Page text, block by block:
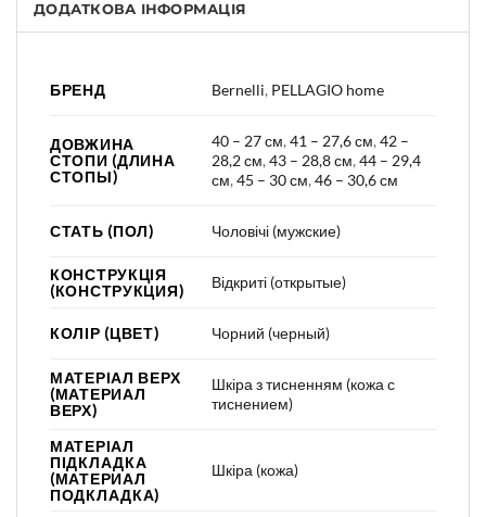
ДОДАТКОВА ІНФОРМАЦІЯ
БРЕНД Bernelli, PELLAGIO home
ДОВЖИНА
СТОПИ (ДЛИНА
СТОПЫ)
40 – 27 см,41 – 27,6 см,42 –
28,2 см,43 – 28,8 см,44 – 29,4
см,45 – 30 см,46 – 30,6 см
СТАТЬ (ПОЛ) Чоловічі (мужские)
КОНСТРУКЦІЯ
(КОНСТРУКЦИЯ)
Відкриті (открытые)
КОЛІР (ЦВЕТ) Чорний (черный)
МАТЕРІАЛ ВЕРХ
(МАТЕРИАЛ
ВЕРХ)
Шкіра з тисненням (кожа с
тиснением)
МАТЕРІАЛ
ПІДКЛАДКА
(МАТЕРИАЛ
ПОДКЛАДКА)
Шкіра (кожа)